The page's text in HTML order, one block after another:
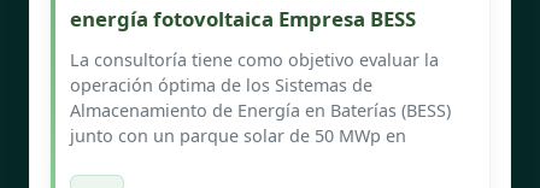
energía fotovoltaica Empresa BESS
La consultoría tiene como objetivo evaluar la
operación óptima de los Sistemas de
Almacenamiento de Energía en Baterías (BESS)
junto con un parque solar de 50 MWp en